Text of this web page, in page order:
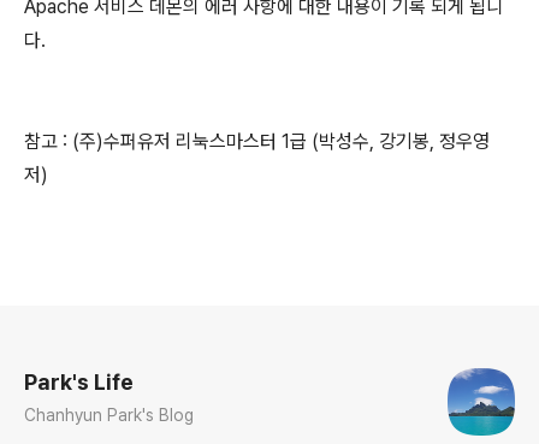
Apache 서비스 데몬의 에러 사항에 대한 내용이 기록 되게 됩니
다.
참고 : (주)수퍼유저 리눅스마스터 1급 (박성수, 강기봉, 정우영
저)
Park's Life
Chanhyun Park's Blog